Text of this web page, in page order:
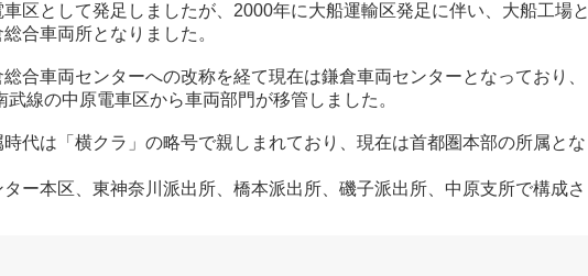
区として発足しましたが、2000年に大船運輸区発足に伴い、大船工場と
合車両所となりました。
合車両センターへの改称を経て現在は鎌倉車両センターとなっており、
武線の中原電車区から車両部門が移管しました。
代は「横クラ」の略号で親しまれており、現在は首都圏本部の所属とな
ー本区、東神奈川派出所、橋本派出所、磯子派出所、中原支所で構成さ